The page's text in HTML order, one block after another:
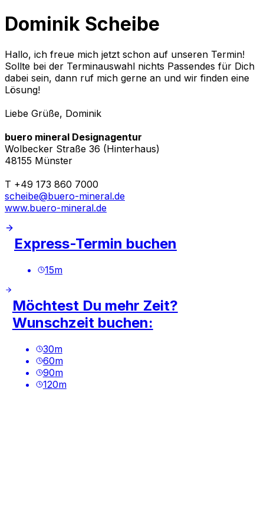
Dominik Scheibe
Hallo, ich freue mich jetzt schon auf unseren Termin!
Sollte bei der Terminauswahl nichts Passendes für Dich
dabei sein, dann ruf mich gerne an und wir finden eine
Lösung!
Liebe Grüße, Dominik
buero mineral Designagentur
Wolbecker Straße 36 (Hinterhaus)
48155 Münster
T +49 173 860 7000
scheibe@buero-mineral.de
www.buero-mineral.de
Express-Termin buchen
15m
Möchtest Du mehr Zeit?
Wunschzeit buchen:
30m
60m
90m
120m